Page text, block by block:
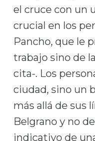
el cruce con un
crucial en los
Pancho, que le
trabajo sino de
cita-. Los
ciudad, sino un
más allá de sus
Belgrano y no
indicativo de